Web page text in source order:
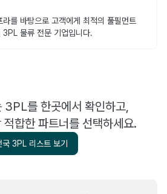
를 바탕으로 고객에게 최적의 풀필먼트
3PL 물류 전문 기업입니다.
3PL를 한곳에서 확인하고,
적합한 파트너를 선택하세요.
국 3PL 리스트 보기